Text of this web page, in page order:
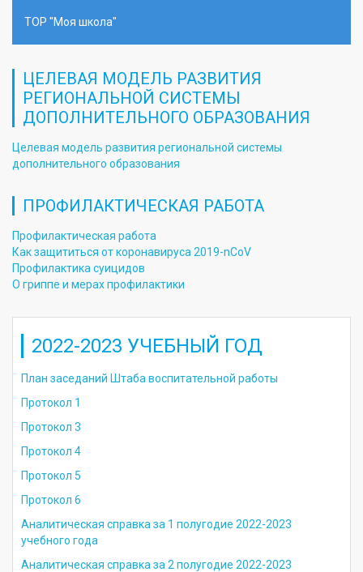
ТОР "Моя школа"
ЦЕЛЕВАЯ МОДЕЛЬ РАЗВИТИЯ
РЕГИОНАЛЬНОЙ СИСТЕМЫ
ДОПОЛНИТЕЛЬНОГО ОБРАЗОВАНИЯ
Целевая модель развития региональной системы
дополнительного образования
ПРОФИЛАКТИЧЕСКАЯ РАБОТА
Профилактическая работа
Как защититься от коронавируса 2019-nCoV
Профилактика суицидов
О гриппе и мерах профилактики
2022-2023 УЧЕБНЫЙ ГОД
План заседаний Штаба воспитательной работы
Протокол 1
Протокол 3
Протокол 4
Протокол 5
Протокол 6
Аналитическая справка за 1 полугодие 2022-2023
учебного года
Аналитическая справка за 2 полугодие 2022-2023